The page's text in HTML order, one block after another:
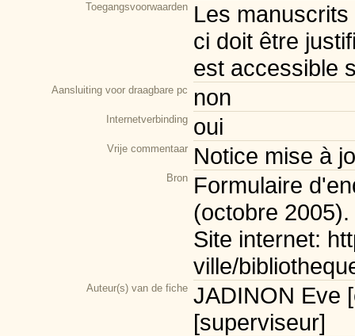
Toegangsvoorwaarden Les
ci doit être
est accessible
Aansluiting voor draagbare pc non
Internetverbinding oui
Vrije commentaar Notice mise à
Bron Formulaire
(octobre 2005).
Site internet:
ville/
Auteur(s) van de fiche JADINON Eve
[superviseur]